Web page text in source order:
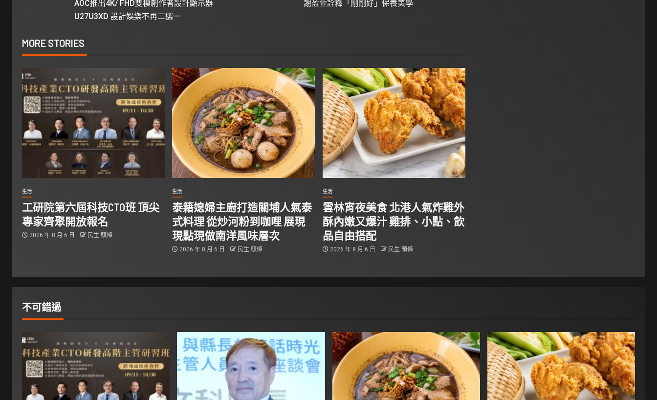
AOC推出4K/ FHD雙模創作者設計顯示器
U27U3XD 設計娛樂不再二選一
謝盈萱詮釋「剛剛好」保養美學
MORE STORIES
生活
工研院第六屆科技CTO班 頂尖
專家齊聚開放報名
2026 年 8 月 6 日 民生 頭條
生活
泰籍媳婦主廚打造關埔人氣泰
式料理 從炒河粉到咖哩 展現
現點現做南洋風味層次
2026 年 8 月 6 日 民生 頭條
生活
雲林宵夜美食 北港人氣炸雞外
酥內嫩又爆汁 雞排、小點、飲
品自由搭配
2026 年 8 月 6 日 民生 頭條
不可錯過